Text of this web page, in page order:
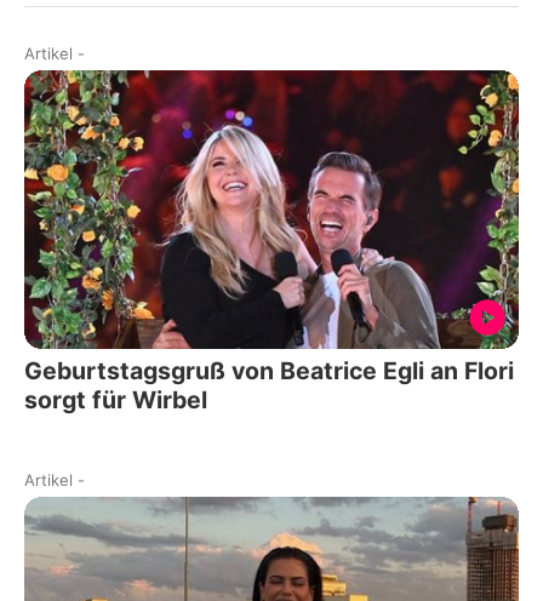
Artikel -
Geburtstagsgruß von Beatrice Egli an Flori
sorgt für Wirbel
Artikel -